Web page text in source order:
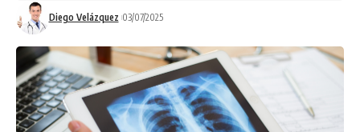
Diego Velázquez 03/07/2025